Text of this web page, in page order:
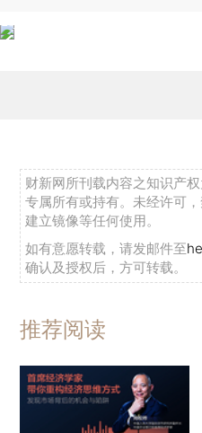
财新网所刊载内容之知识产
专属所有或持有。未经许可
建立镜像等任何使用。
如有意愿转载，请发邮件至
确认及授权后，方可转载。
推荐阅读